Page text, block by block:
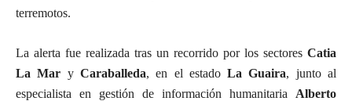
terremotos.
La alerta fue realizada tras un recorrido por los sectores Catia
La Mar y Caraballeda, en el estadoLa Guaira, junto al
especialista en gestión de información humanitaria Alberto